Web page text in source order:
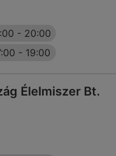
- 20:00
- 19:00
Élelmiszer Bt.